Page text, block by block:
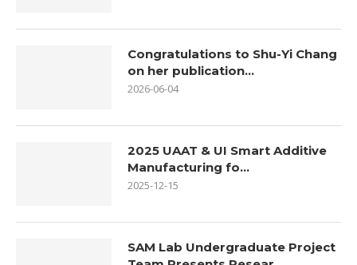
Congratulations to Shu-Yi Chang
on her publication...
2026-06-04
2025 UAAT & UI Smart Additive
Manufacturing fo...
2025-12-15
SAM Lab Undergraduate Project